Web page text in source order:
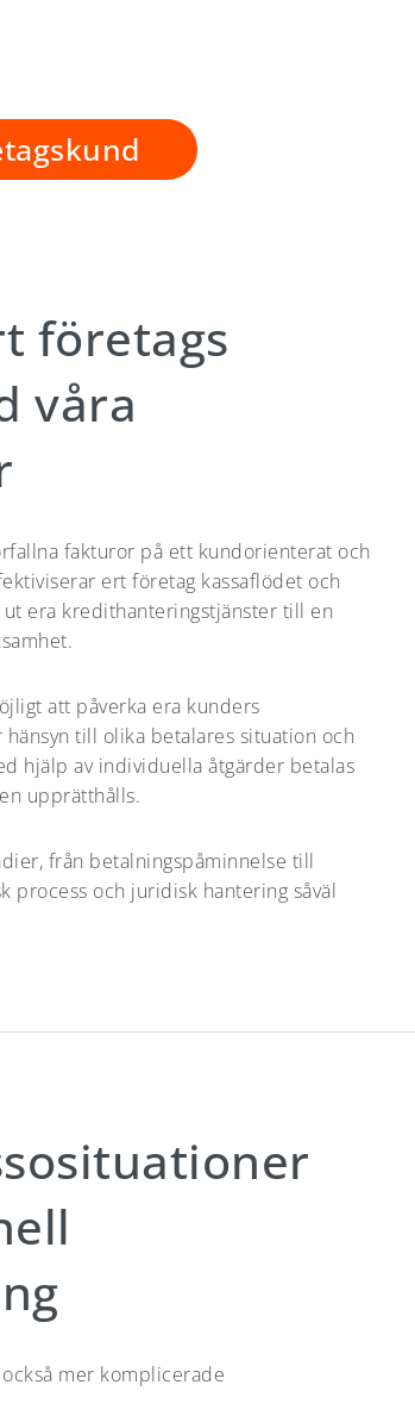
företags
våra
fakturor på ett kundorienterat och
ert företag kassaflödet och
era kredithanteringstjänster till en
att påverka era kunders
till olika betalares situation och
hjälp av individuella åtgärder betalas
upprätthålls.
från betalningspåminnelse till
process och juridisk hantering såväl
mer komplicerade